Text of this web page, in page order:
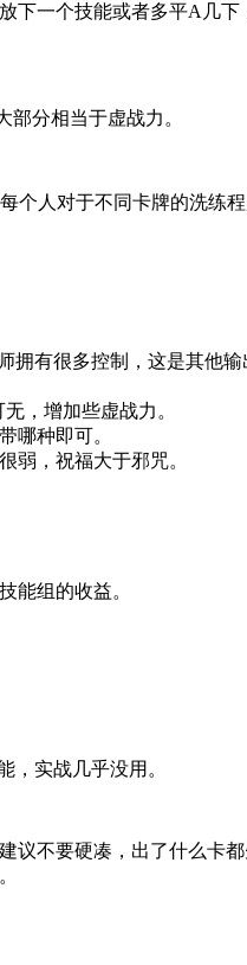
下一个技能或者多平A几下
分相当于虚战力。
个人对于不同卡牌的洗练
有很多控制，这是其他
，增加些虚战力。
哪种即可。
弱，祝福大于邪咒。
能组的收益。
，实战几乎没用。
议不要硬凑，出了什么卡